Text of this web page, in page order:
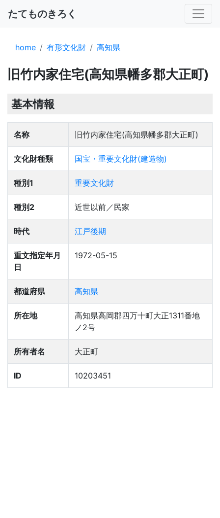
たてものきろく
home 有形文化財 高知県
旧竹内家住宅(高知県幡多郡大正町)
基本情報
名称 旧竹内家住宅(高知県幡多郡大正町)
文化財種類 国宝・重要文化財(建造物)
種別1 重要文化財
種別2 近世以前／民家
時代 江戸後期
重文指定年月
日
1972-05-15
都道府県 高知県
所在地
高知県高岡郡四万十町大正1311番地
ノ2号
所有者名 大正町
ID 10203451